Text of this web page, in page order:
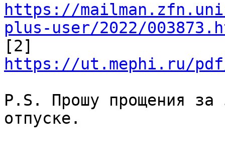
https://
plus-user/2022/
https://ut.mephi.ru/
P.S. Прошу прощения
отпуске.